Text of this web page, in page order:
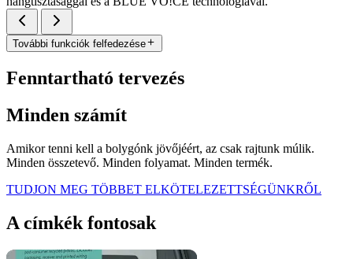
További funkciók felfedezése
Fenntartható tervezés
Minden számít
Amikor tenni kell a bolygónk jövőjéért, az csak rajtunk múlik.
Minden összetevő. Minden folyamat. Minden termék.
TUDJON MEG TÖBBET ELKÖTELEZETTSÉGÜNKRŐL
A címkék fontosak